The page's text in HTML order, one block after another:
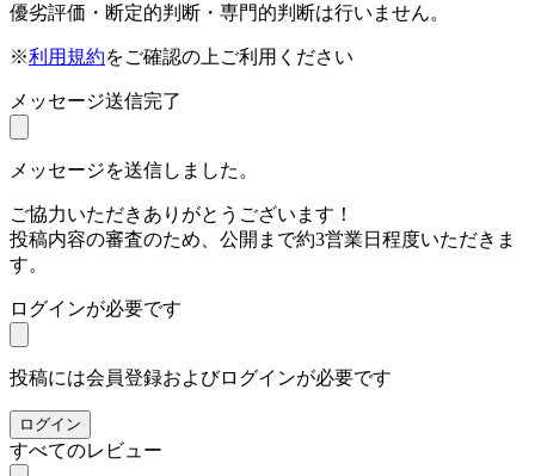
優劣評価・断定的判断・専門的判断は行いません。
※利用規約をご確認の上ご利用ください
メッセージ送信完了
メッセージを送信しました。
ご協力いただきありがとうございます！
投稿内容の審査のため、公開まで約3営業日程度いただきま
す。
ログインが必要です
投稿には会員登録およびログインが必要です
ログイン
すべてのレビュー